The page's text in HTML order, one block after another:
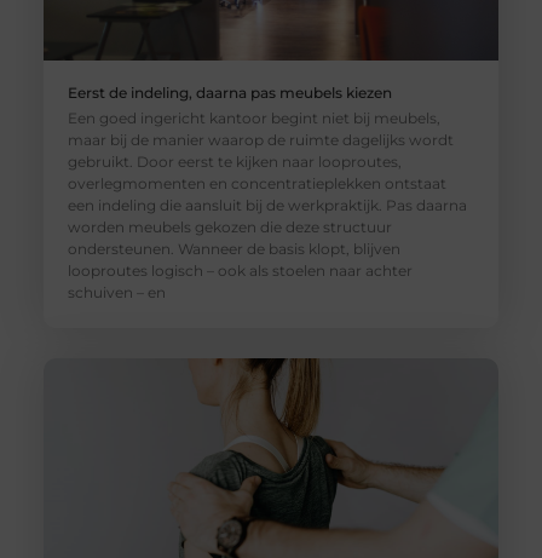
Eerst de indeling, daarna pas meubels kiezen
Een goed ingericht kantoor begint niet bij meubels,
maar bij de manier waarop de ruimte dagelijks wordt
gebruikt. Door eerst te kijken naar looproutes,
overlegmomenten en concentratieplekken ontstaat
een indeling die aansluit bij de werkpraktijk. Pas daarna
worden meubels gekozen die deze structuur
ondersteunen. Wanneer de basis klopt, blijven
looproutes logisch – ook als stoelen naar achter
schuiven – en